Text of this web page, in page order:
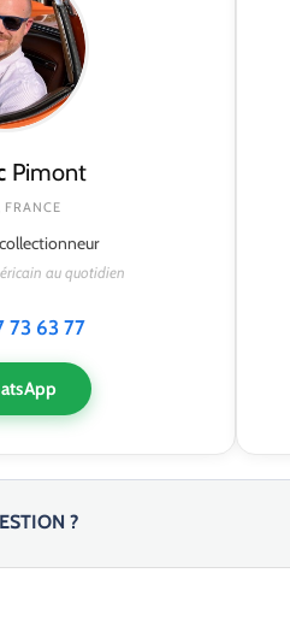
Pimont
FRANCE
au quotidien
73 63 77
?